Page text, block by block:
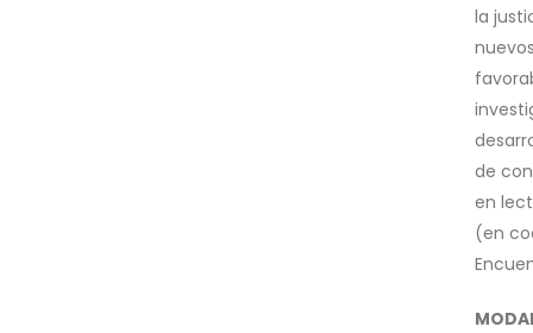
la
de
en
(en